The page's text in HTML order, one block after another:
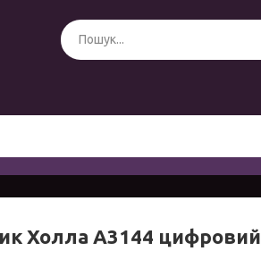
Холла A3144 цифровий